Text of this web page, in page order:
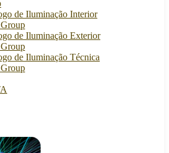
de Iluminação Interior
de Iluminação Exterior
de Iluminação Técnica